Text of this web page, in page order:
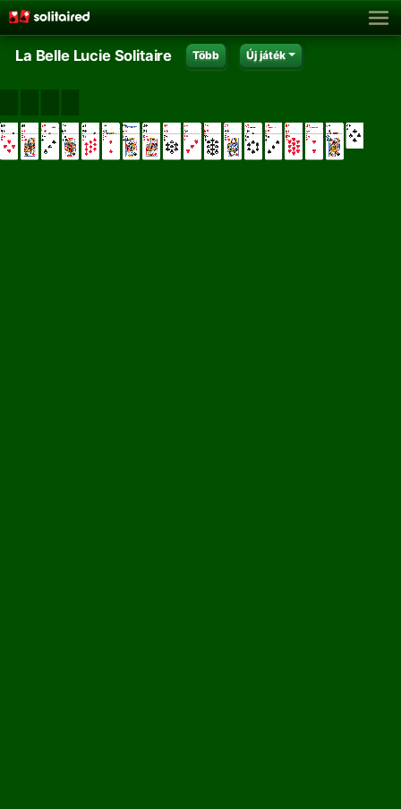
La Belle Lucie Solitaire Több Új játék